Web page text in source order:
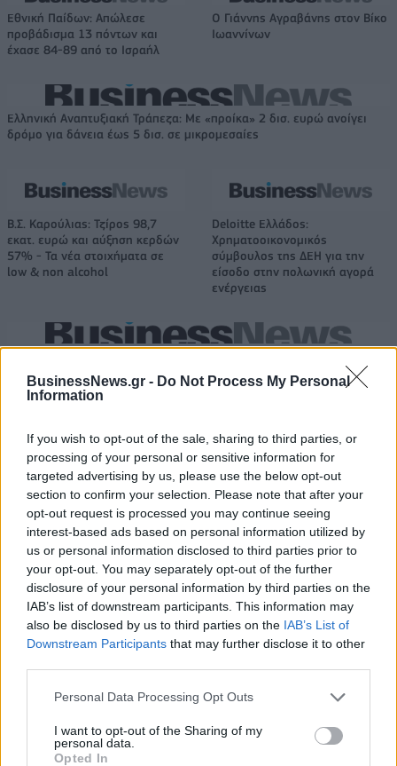
BusinessNews.gr - Do Not Process My Personal
Information
If you wish to opt-out of the sale, sharing to third parties, or
processing of your personal or sensitive information for
targeted advertising by us, please use the below opt-out
section to confirm your selection. Please note that after your
opt-out request is processed you may continue seeing
interest-based ads based on personal information utilized by
us or personal information disclosed to third parties prior to
your opt-out. You may separately opt-out of the further
disclosure of your personal information by third parties on the
IAB’s list of downstream participants. This information may
also be disclosed by us to third parties on the IAB’s List of
Downstream Participants that may further disclose it to other
Personal Data Processing Opt Outs
I want to opt-out of the Sharing of my
personal data.
Opted In
Εθνική Παίδων: Απώλεσε
προβάδισμα 13 πόντων και
έχασε 84-89 από το Ισραήλ
Ο Γιάννης Αγραβάνης στον Βίκο
Ιωαννίνων
Ελληνική Αναπτυξιακή Τράπεζα: Με «προίκα» 2 δισ. ευρώ ανοίγει
δρόμο για δάνεια έως 5 δισ. σε μικρομεσαίες
Β.Σ. Καρούλιας: Τζίρος 98,7
εκατ. ευρώ και αύξηση κερδών
57% - Τα νέα στοιχήματα σε
low & non alcohol
Deloitte Ελλάδος:
Χρηματοοικονομικός
σύμβουλος της ΔΕΗ για την
είσοδο στην πολωνική αγορά
ενέργειας
18.990 ευρώ
συνεχίζουν μαζί: Ανανέωση της
συνεργασίας τους μέχρι το
2028
18η συνεχόμενη χρονιά για τον ΟΤΕ στη διεθνή σειρά δεικτών
FTSE4Good
Alpha Bank: Για πρώτη φορά το Αρχαίο Θέατρο Επιδαύρου άνοιξε τις
πύλες του σε όλους
ΠΕΡΙΣΣΌΤΕΡΑ ΣΕ ΑΥΤΉ ΤΗΝ ΚΑΤΗΓΟΡΊΑ